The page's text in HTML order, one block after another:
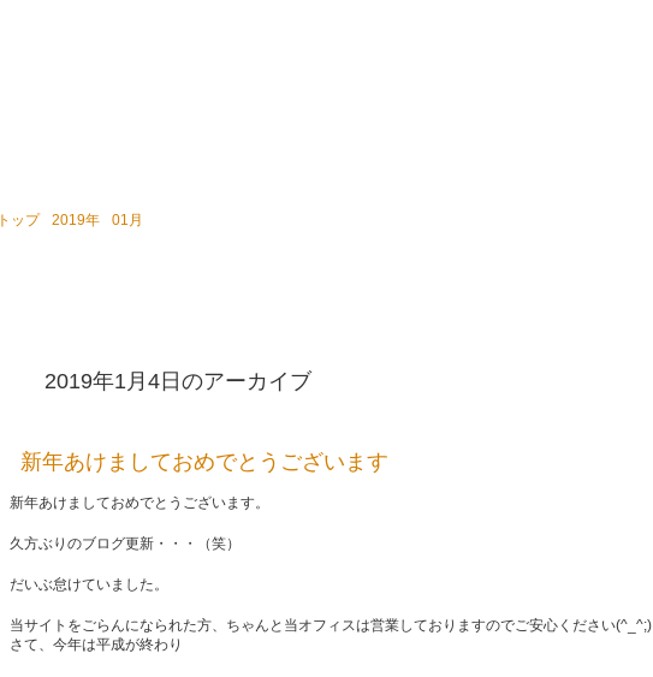
トップ 2019年 01月
2019年1月4日 のアーカイブ
新年あけましておめでとうございます
新年あけましておめでとうございます。
久方ぶりのブログ更新・・・（笑）
だいぶ怠けていました。
当サイトをごらんになられた方、ちゃんと当オフィスは営業しておりますのでご安心ください(^_^;)
さて、今年は平成が終わり